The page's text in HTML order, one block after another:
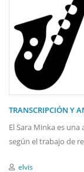
TRANSCRIPCIÓN Y
El Sara Minka es
según el trabajo de
elvis